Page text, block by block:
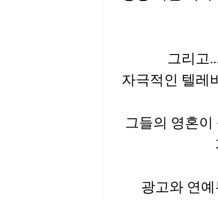
그리고
자극적인 텔레
그들의 영혼
광고와 연